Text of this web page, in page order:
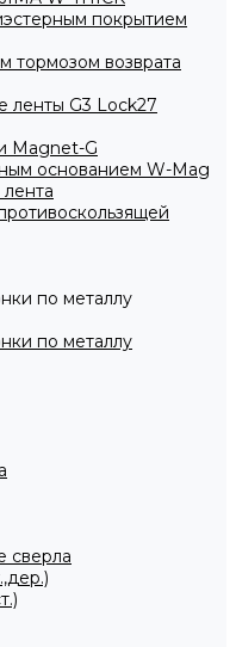
покрытием
тормозом возврата
ленты G3 Lock27
Magnet-G
основанием W-Mag
по металлу
по металлу
сверла